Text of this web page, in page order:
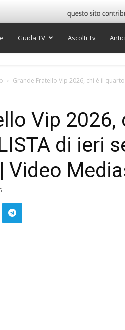
Guida TV Ascolti Tv
Grande Fratello Vip 2026, chi è il quarto
Vip 2026,
di ieri
Video